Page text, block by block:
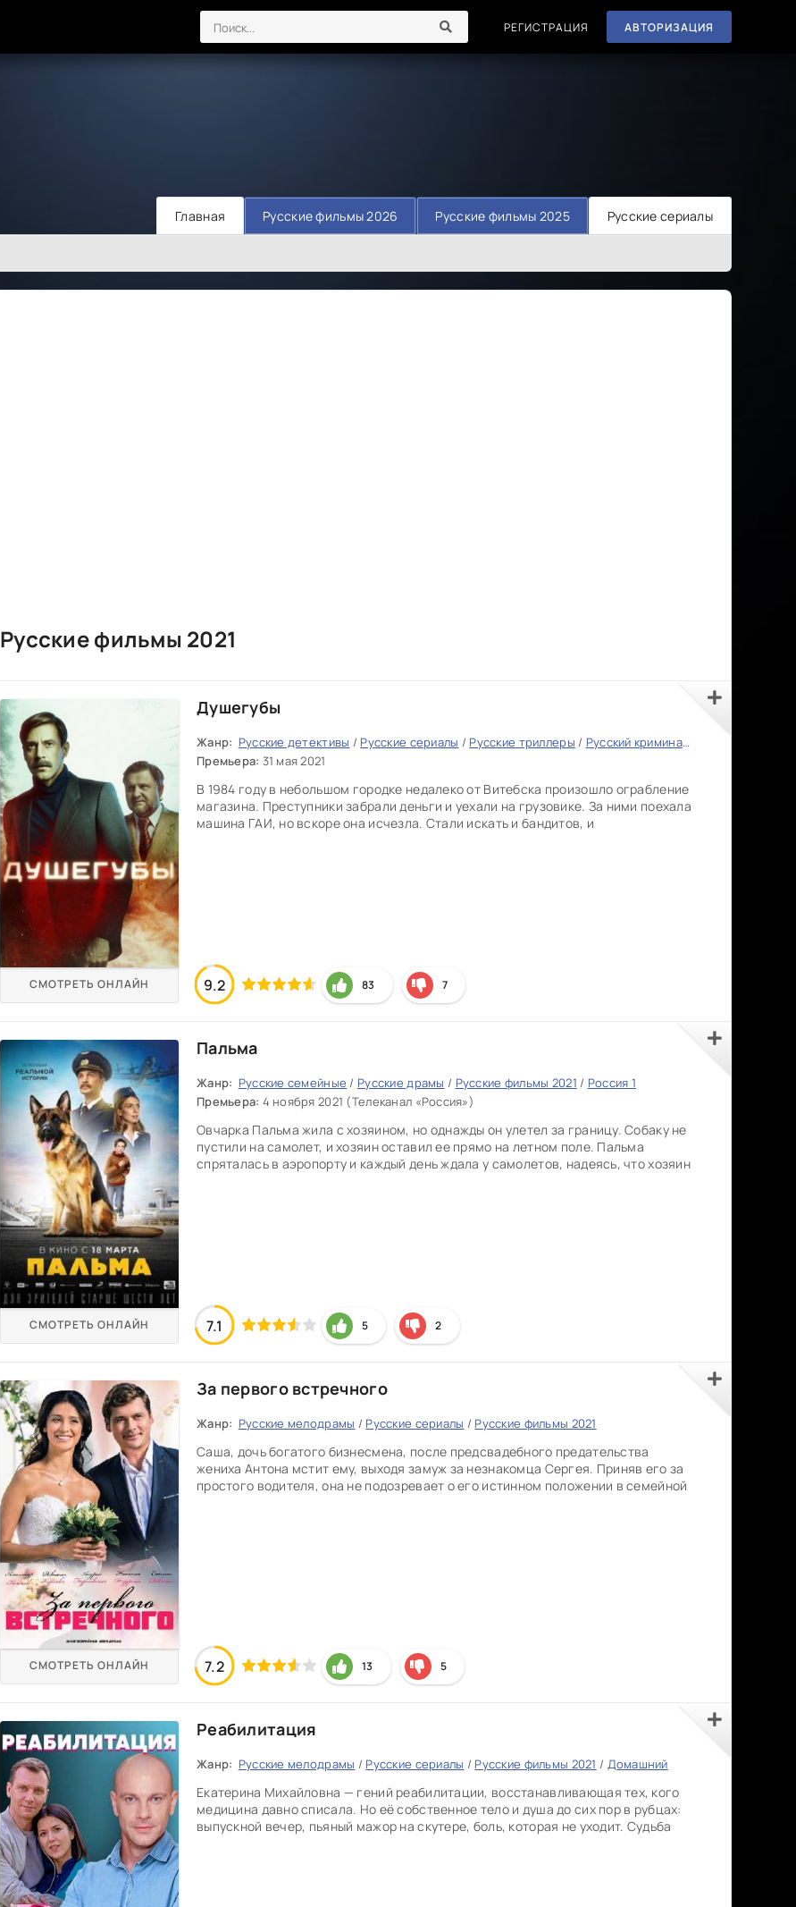
РЕГИСТРАЦИЯ АВТОРИЗАЦИЯ
Главная Русские фильмы 2026 Русские фильмы 2025 Русские сериалы
Русские фильмы 2021
Душегубы
Жанр: Русские детективы / Русские сериалы / Русские триллеры / Русский криминал
Премьера: 31 мая 2021
В 1984 году в небольшом городке недалеко от Витебска произошло ограбление
магазина. Преступники забрали деньги и уехали на грузовике. За ними поехала
машина ГАИ, но вскоре она исчезла. Стали искать и бандитов, и
СМОТРЕТЬ ОНЛАЙН 9.2 83 7
Пальма
Жанр: Русские семейные / Русские драмы / Русские фильмы 2021 / Россия 1
Премьера: 4 ноября 2021 (Телеканал «Россия»)
Овчарка Пальма жила с хозяином, но однажды он улетел за границу. Собаку не
пустили на самолет, и хозяин оставил ее прямо на летном поле. Пальма
спряталась в аэропорту и каждый день ждала у самолетов, надеясь, что хозяин
СМОТРЕТЬ ОНЛАЙН 7.1 5 2
За первого встречного
Жанр: Русские мелодрамы / Русские сериалы / Русские фильмы 2021
Саша, дочь богатого бизнесмена, после предсвадебного предательства
жениха Антона мстит ему, выходя замуж за незнакомца Сергея. Приняв его за
простого водителя, она не подозревает о его истинном положении в семейной
СМОТРЕТЬ ОНЛАЙН 7.2 13 5
Реабилитация
Жанр: Русские мелодрамы / Русские сериалы / Русские фильмы 2021 / Домашний
Екатерина Михайловна — гений реабилитации, восстанавливающая тех, кого
медицина давно списала. Но её собственное тело и душа до сих пор в рубцах:
выпускной вечер, пьяный мажор на скутере, боль, которая не уходит. Судьба